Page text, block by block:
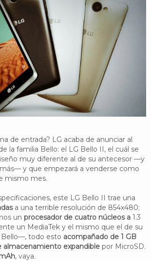
de entrada? LG acaba de anunciar al
la familia Bello: el LG Bello II, el cuál se
muy diferente al de su antecesor —y
y que empezará a venderse como
mismo mes.
este LG Bello II trae una
a una terrible resolución de 854x480;
un procesador de cuatro núcleos a 1.3
un MediaTek y el mismo que el de su
Bello—, todo esto acompañado de 1 GB
almacenamiento expandible por MicroSD.
, vaya.